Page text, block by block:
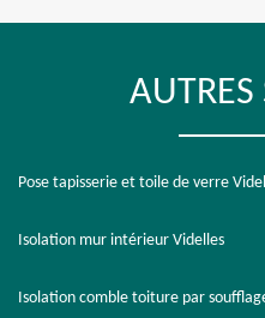
AUTRES
Pose tapisserie et toile de verre
Isolation mur intérieur Videlles
Isolation comble toiture par